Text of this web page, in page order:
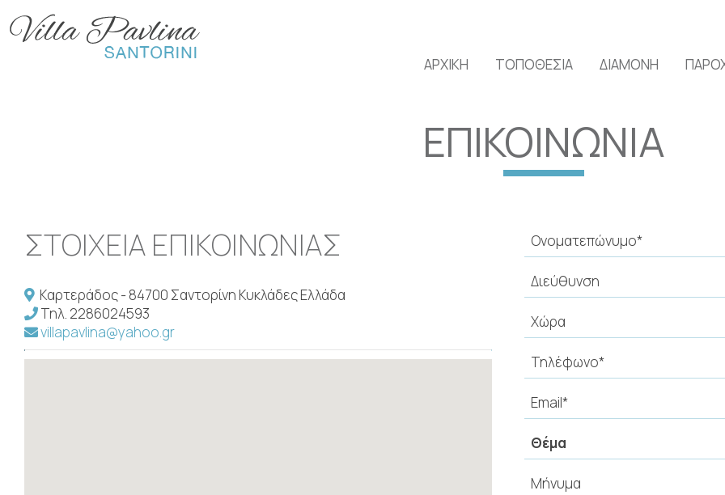
ΑΡΧΙΚΉ ΤΟΠΟΘΕΣΊΑ ΔΙΑΜΟΝΉ
ΕΠΙΚΟΙΝΩΝΊΑ
ΣΤΟΙΧΕΊΑ ΕΠΙΚΟΙΝΩΝΊΑΣ
Καρτεράδος - 84700 Σαντορίνη Κυκλάδες Ελλάδα
Τηλ. 2286024593
villapavlina@yahoo.gr